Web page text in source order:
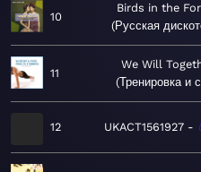
10
Birds in the
Русская
11
We Will
Тренировка и
12 UKACT1561927